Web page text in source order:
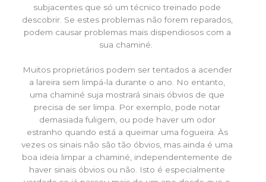
subjacentes que só um técnico treinado pode
descobrir. Se estes problemas não forem reparados,
podem causar problemas mais dispendiosos com a
sua chaminé.
Muitos proprietários podem ser tentados a acender
a lareira sem limpá-la durante o ano. No entanto,
uma chaminé suja mostrará sinais óbvios de que
precisa de ser limpa. Por exemplo, pode notar
demasiada fuligem, ou pode haver um odor
estranho quando está a queimar uma fogueira. Às
vezes os sinais não são tão óbvios, mas ainda é uma
boa ideia limpar a chaminé, independentemente de
haver sinais óbvios ou não. Isto é especialmente